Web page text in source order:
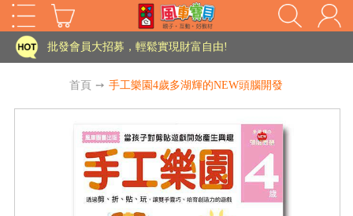
家長樂了!「風車書版集團暨FOOD超人企業總部」目前正興建中!
批發會員大招募，輕鬆實現財富自由!
老師您好!!幼教會員火熱招募中~
海外購物免煩惱！點我查看『海外購物流程說明』
批發會員大招募，輕鬆實現財富自由!
首頁 ➙ 手工樂園4歲多湖輝的NEW頭腦開發